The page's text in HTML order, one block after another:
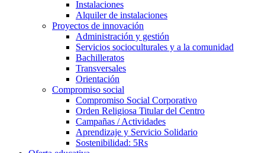
Instalaciones
Alquiler de instalaciones
Proyectos de innovación
Administración y gestión
Servicios socioculturales y a la comunidad
Bachilleratos
Transversales
Orientación
Compromiso social
Compromiso Social Corporativo
Orden Religiosa Titular del Centro
Campañas / Actividades
Aprendizaje y Servicio Solidario
Sostenibilidad: 5Rs